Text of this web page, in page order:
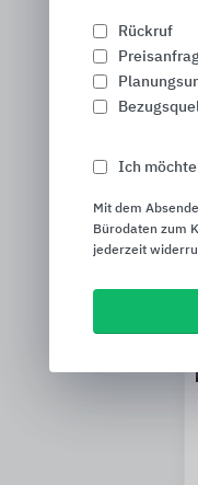
Rückruf
Ich
Mit dem
Bürodaten zum
jederzeit